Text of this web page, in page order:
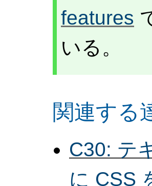
features
いる。
関連する
C30: テ
に CSS